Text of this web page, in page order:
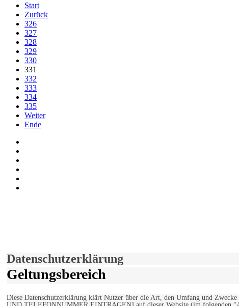
Start
Zurück
326
327
328
329
330
331
332
333
334
335
Weiter
Ende
Datenschutzerklärung
Geltungsbereich
Diese Datenschutzerklärung klärt Nutzer über die Art, den Umfang und